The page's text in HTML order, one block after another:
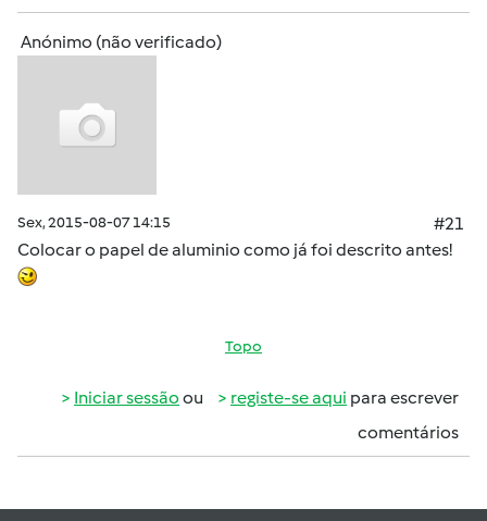
Anónimo (não verificado)
Sex, 2015-08-07 14:15
#21
Colocar o papel de aluminio como já foi descrito antes!
Topo
Iniciar sessão ou registe-se aqui para escrever
comentários